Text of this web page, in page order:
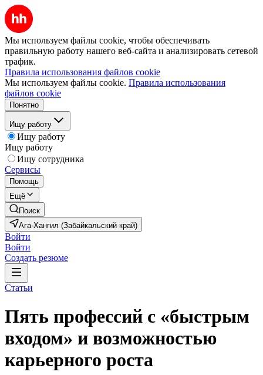
Мы используем файлы cookie, чтобы обеспечивать
правильную работу нашего веб-сайта и анализировать сетевой
трафик.
Правила использования файлов cookie
Мы используем файлы cookie. Правила использования
файлов cookie
Понятно
Ищу работу
Ищу работу
Ищу работу
Ищу сотрудника
Сервисы
Помощь
Ещё
Поиск
Ага-Хангил (Забайкальский край)
Войти
Войти
Создать резюме
Статьи
Пять профессий с «быстрым
входом» и возможностью
карьерного роста